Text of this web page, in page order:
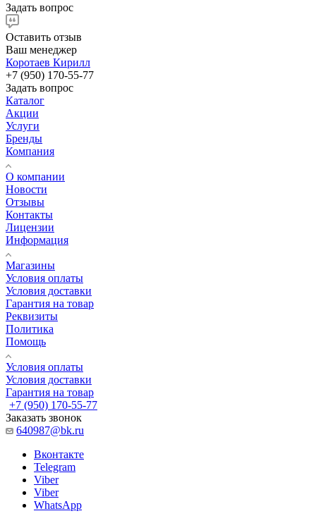
Задать вопрос
Оставить отзыв
Ваш менеджер
Коротаев Кирилл
+7 (950) 170-55-77
Задать вопрос
Каталог
Акции
Услуги
Бренды
Компания
О компании
Новости
Отзывы
Контакты
Лицензии
Информация
Магазины
Условия оплаты
Условия доставки
Гарантия на товар
Реквизиты
Политика
Помощь
Условия оплаты
Условия доставки
Гарантия на товар
+7 (950) 170-55-77
Заказать звонок
640987@bk.ru
Вконтакте
Telegram
Viber
Viber
WhatsApp